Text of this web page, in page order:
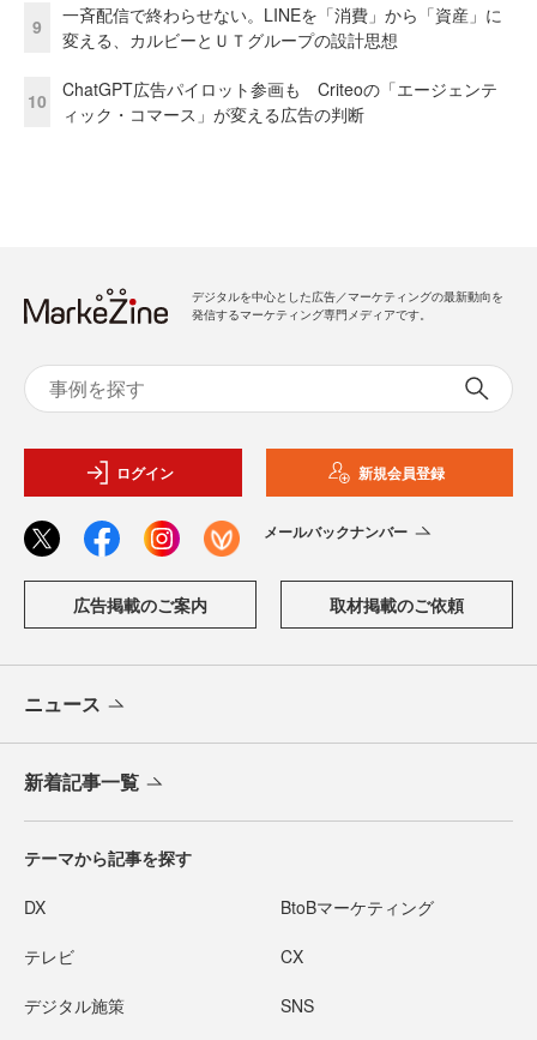
9
一斉配信で終わらせない。LINEを「消費」から「資産」に
変える、カルビーとＵＴグループの設計思想
10
ChatGPT広告パイロット参画も Criteoの「エージェンテ
ィック・コマース」が変える広告の判断
デジタルを中心とした広告／マーケティングの最新動向を
発信するマーケティング専門メディアです。
ログイン 新規会員登録
メールバックナンバー
広告掲載のご案内 取材掲載のご依頼
ニュース
新着記事一覧
テーマから記事を探す
DX BtoBマーケティング
テレビ CX
デジタル施策 SNS